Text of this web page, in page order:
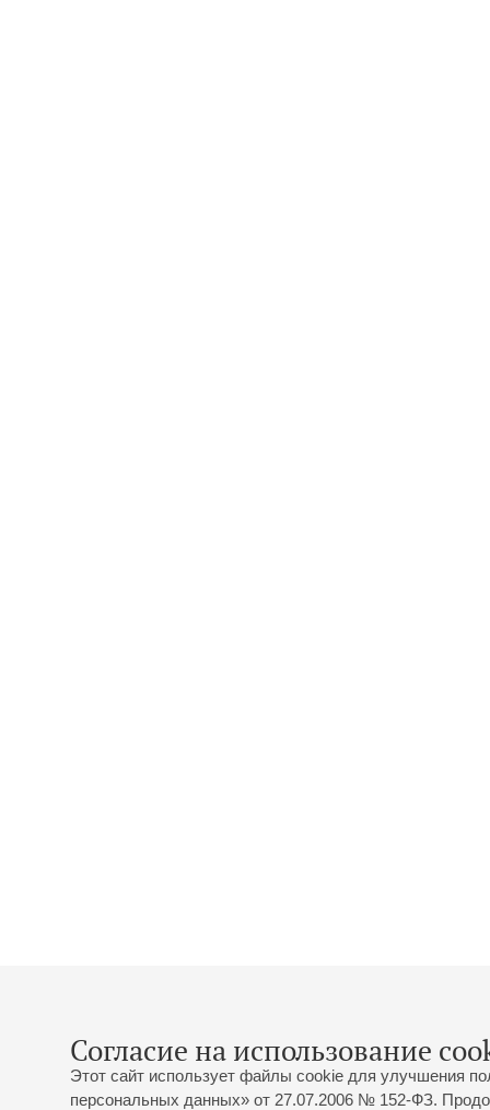
Согласие на использование
Этот сайт использует файлы cookie для улучшения
персональных данных» от 27.07.2006 № 152-ФЗ.